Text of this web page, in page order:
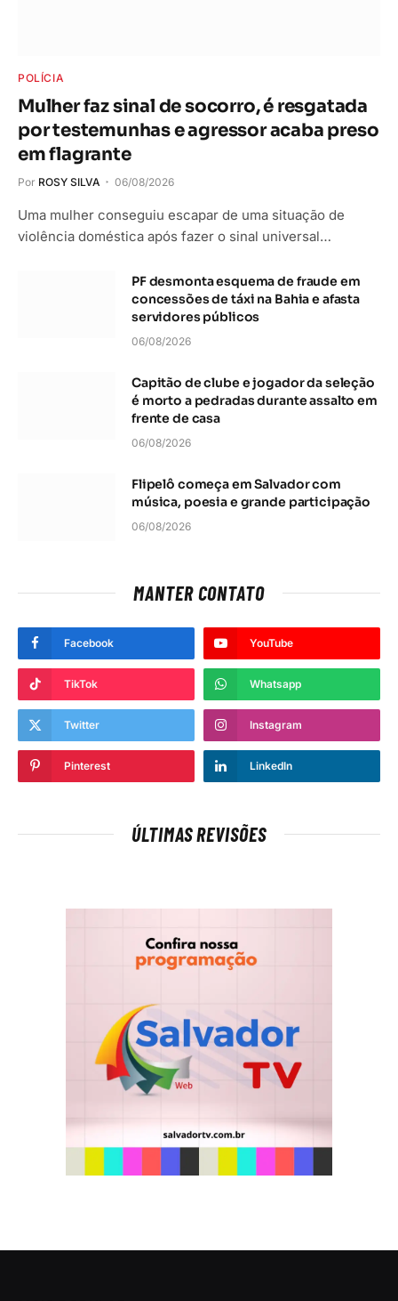
POLÍCIA
Mulher faz sinal de socorro, é resgatada
por testemunhas e agressor acaba preso
em flagrante
Por ROSY SILVA 06/08/2026
Uma mulher conseguiu escapar de uma situação de
violência doméstica após fazer o sinal universal…
PF desmonta esquema de fraude em
concessões de táxi na Bahia e afasta
servidores públicos
06/08/2026
Capitão de clube e jogador da seleção
é morto a pedradas durante assalto em
frente de casa
06/08/2026
Flipelô começa em Salvador com
música, poesia e grande participação
06/08/2026
MANTER CONTATO
Facebook YouTube
TikTok Whatsapp
Twitter Instagram
Pinterest LinkedIn
ÚLTIMAS REVISÕES